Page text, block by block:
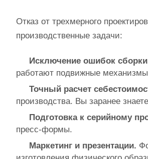
Отказ от трехмерного
производственные задачи:
Исключение ошибок
работают подвижные
Точный расчет
производства. Вы заранее
Подготовка к серийному
пресс‑формы.
Маркетинг и презентации.